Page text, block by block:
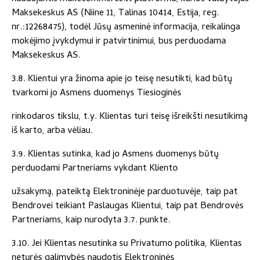
Maksekeskus AS (Niine 11, Talinas 10414, Estija, reg.
nr.:12268475), todėl Jūsų asmeninė informacija, reikalinga
mokėjimo įvykdymui ir patvirtinimui, bus perduodama
Maksekeskus AS.
3.8. Klientui yra žinoma apie jo teisę nesutikti, kad būtų
tvarkomi jo Asmens duomenys Tiesioginės
rinkodaros tikslu, t.y. Klientas turi teisę išreikšti nesutikimą
iš karto, arba vėliau.
3.9. Klientas sutinka, kad jo Asmens duomenys būtų
perduodami Partneriams vykdant Kliento
užsakymą, pateiktą Elektroninėje parduotuvėje, taip pat
Bendrovei teikiant Paslaugas Klientui, taip pat Bendrovės
Partneriams, kaip nurodyta 3.7. punkte.
3.10. Jei Klientas nesutinka su Privatumo politika, Klientas